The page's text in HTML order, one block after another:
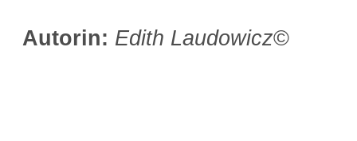
Autorin: Edith Laudowicz©